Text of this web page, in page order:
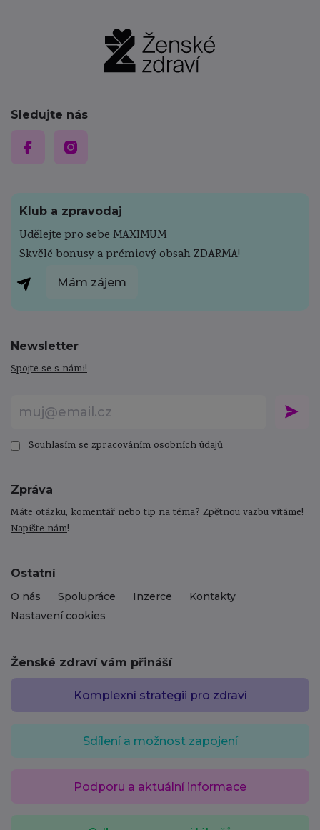
Sledujte nás
Klub a zpravodaj
Udělejte pro sebe MAXIMUM
Skvělé bonusy a prémiový obsah ZDARMA!
Mám zájem
Newsletter
Spojte se s námi!
Souhlasím se zpracováním osobních údajů
Ostatní
O nás Spolupráce Inzerce
Kontakty
Nastavení cookies
Zpráva
Máte otázku, komentář nebo tip na téma? Zpětnou vazbu vítáme!
Napište nám!
Ženské zdraví vám přináší
Komplexní strategii pro zdraví
Sdílení a možnost zapojení
Podporu a aktuální informace